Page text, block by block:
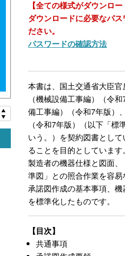
【全ての様式がダウンロー
ダウンロードに必要なパ
ださい。
パスワードの確認方法
本書は、国土交通省大臣
（機械設備工事編）（令
備工事編）（令和7年版）
（令和7年版）（以下「
いう。）を契約図書とし
ることを目的としています。
製造者の機器仕様と図面
準図」との照合作業を容
承諾図作成の基本事項、
を標準化したものです。
【目次】
共通事項